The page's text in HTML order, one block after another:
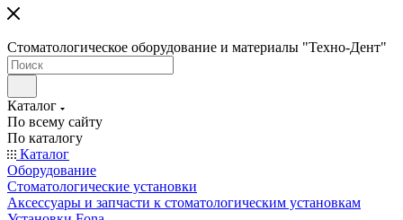
Стоматологическое оборудование и материалы "Техно-Дент"
Каталог
По всему сайту
По каталогу
Каталог
Оборудование
Стоматологические установки
Аксессуары и запчасти к стоматологическим установкам